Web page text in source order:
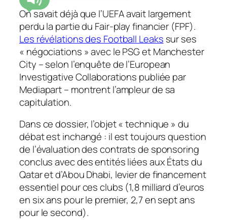
On savait déjà que l’UEFA avait largement
perdu la partie du Fair-play financier (FPF).
Les révélations des Football Leaks sur ses
« négociations » avec le PSG et Manchester
City – selon l’enquête de l’European
Investigative Collaborations publiée par
Mediapart – montrent l’ampleur de sa
capitulation.
Dans ce dossier, l’objet « technique » du
débat est inchangé : il est toujours question
de l’évaluation des contrats de sponsoring
conclus avec des entités liées aux États du
Qatar et d’Abou Dhabi, levier de financement
essentiel pour ces clubs (1,8 milliard d’euros
en six ans pour le premier, 2,7 en sept ans
pour le second).